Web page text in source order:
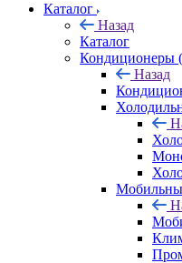
Каталог
Назад
Каталог
Кондиционеры
Назад